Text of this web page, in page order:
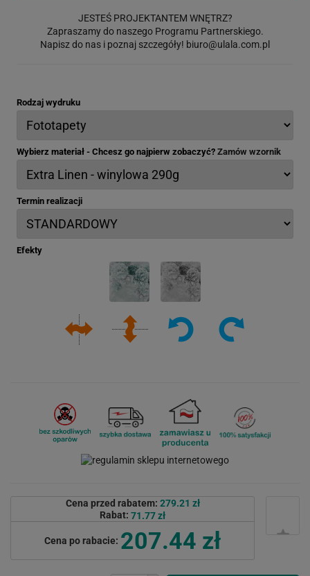
JESTEŚ PROJEKTANTEM WNĘTRZ?
Zapraszamy do naszego Programu Partnerskiego.
Napisz do nas i poznaj szczegóły! biuro@ulala.com.pl
Rodzaj wydruku
Wybierz materiał - Chcesz go najpierw zobaczyć? Zamów wzornik
Termin realizacji
Efekty
Cena przed rabatem: 279.21 zł
Rabat: 71.77 zł
Cena po rabacie: 207.44 zł